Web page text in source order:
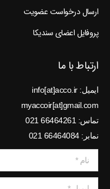
ارسال درخواست عضویت
پروفایل اعضای سندیکا
ارتباط با ما
ایمیل: info[at]acco.ir
myaccoir[at]gmail.com
تماس: 66464261 021
نمابر: 66464084 021
نام *
ایمیل *